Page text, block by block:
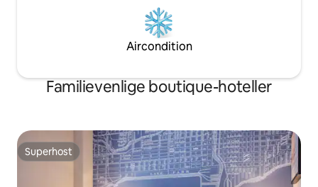
Aircondition
Familievenlige boutique-hoteller
Superhost
Superhost